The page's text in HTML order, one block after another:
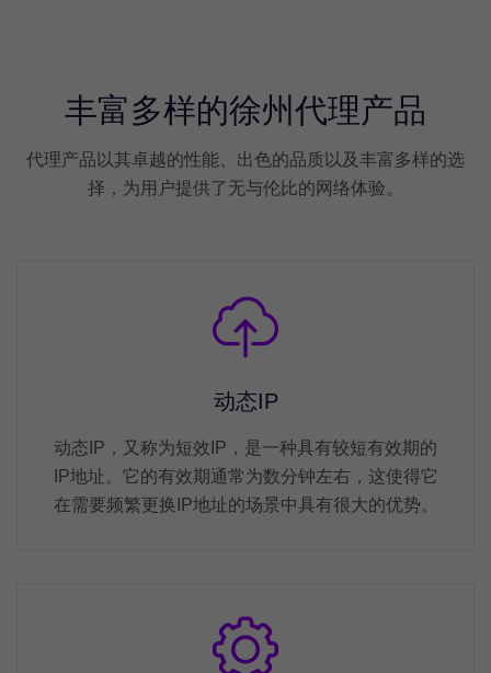
丰富多样的徐州代理产品
代理产品以其卓越的性能、出色的品质以及丰富多样的选
择，为用户提供了无与伦比的网络体验。
动态IP
动态IP，又称为短效IP，是一种具有较短有效期的
IP地址。它的有效期通常为数分钟左右，这使得它
在需要频繁更换IP地址的场景中具有很大的优势。